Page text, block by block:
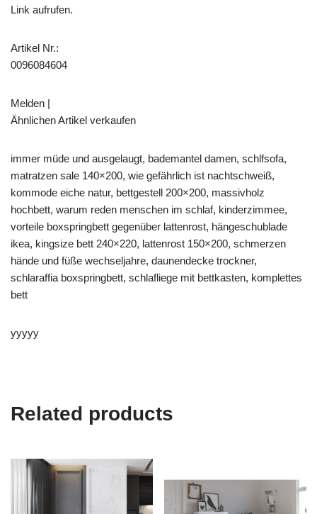
Link aufrufen.
Artikel Nr.:
0096084604
Melden |
Ähnlichen Artikel verkaufen
immer müde und ausgelaugt, bademantel damen, schlfsofa,
matratzen sale 140×200, wie gefährlich ist nachtschweiß,
kommode eiche natur, bettgestell 200×200, massivholz
hochbett, warum reden menschen im schlaf, kinderzimmee,
vorteile boxspringbett gegenüber lattenrost, hängeschublade
ikea, kingsize bett 240×220, lattenrost 150×200, schmerzen
hände und füße wechseljahre, daunendecke trockner,
schlaraffia boxspringbett, schlafliege mit bettkasten, komplettes
bett
yyyyy
Related products